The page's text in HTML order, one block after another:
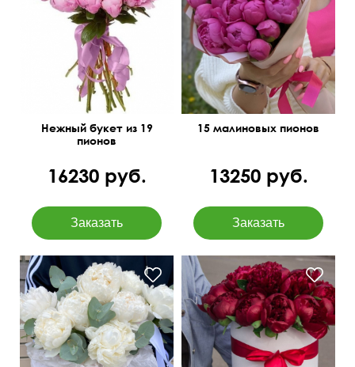
Нежный букет из 19
пионов
16230 руб.
15 малиновых пионов
13250 руб.
С добавлением эвкалипта
40 см
40 см